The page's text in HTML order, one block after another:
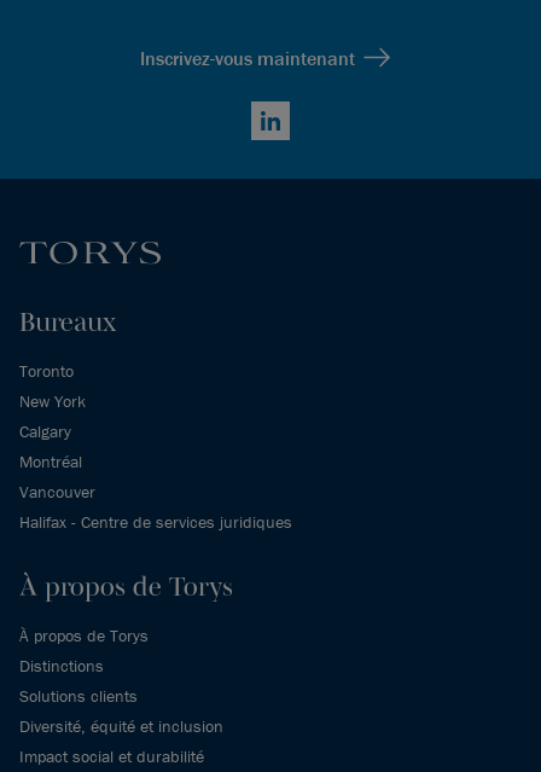
Inscrivez-vous maintenant
LinkedIn
Bureaux
Toronto
New York
Calgary
Montréal
Vancouver
Halifax - Centre de services juridiques
À propos de Torys
À propos de Torys
Distinctions
Solutions clients
Diversité, équité et inclusion
Impact social et durabilité